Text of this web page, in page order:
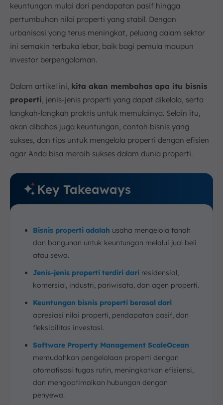
5. Resiko dalam Bisnis Properti
a. Regulasi dan Perizinan
b. Perubahan Tren Pasar
c. Persaingan Ketat
d. Pengaruh Suku Bunga dan Inflasi
a. Gunakan Software Properti untuk Manajemen
Efisien
b. Perawatan dan Pemeliharaan Berkala
c. Bangun Relasi dan Jaringan Bisnis
d. Fleksibilitas dan Penyesuaian dengan Tren
Pasar
keuntungan mulai dari pendapatan pasif hingga
pertumbuhan nilai properti yang stabil. Dengan
urbanisasi yang terus meningkat, peluang dalam sektor
ini semakin terbuka lebar, baik bagi pemula maupun
investor berpengalaman.
Dalam artikel ini, kita akan membahas apa itu bisnis
properti, jenis-jenis properti yang dapat dikelola, serta
langkah-langkah praktis untuk memulainya. Selain itu,
akan dibahas juga keuntungan, contoh bisnis yang
sukses, dan tips untuk mengelola properti dengan efisien
agar Anda bisa meraih sukses dalam dunia properti.
Key Takeaways
Bisnis properti adalah usaha mengelola tanah
dan bangunan untuk keuntungan melalui jual beli
atau sewa.
Jenis-jenis properti terdiri dari residensial,
komersial, industri, pariwisata, dan agen properti.
Keuntungan bisnis properti berasal dari
apresiasi nilai properti, pendapatan pasif, dan
fleksibilitas investasi.
Software Property Management ScaleOcean
memudahkan pengelolaan properti dengan
otomatisasi tugas rutin, meningkatkan efisiensi,
dan mengoptimalkan hubungan dengan
penyewa.